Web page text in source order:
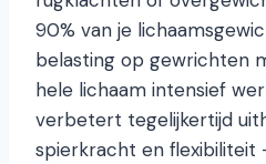
90% van je
belasting op gewrichten
hele lichaam intensief
verbetert tegelijkertijd
spierkracht en flexibiliteit